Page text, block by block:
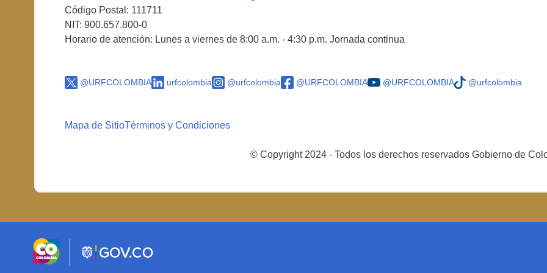
Código Postal: 111711
NIT: 900.657.800-0
Horario de atención: Lunes a viernes de 8:00 a.m. - 4:30 p.m. Jornada continua
@URFCOLOMBIA urfcolombia @urfcolombia @URFCOLOMBIA @URFCOLOMBIA @urfcolombia
Mapa de SitioTérminos y Condiciones
© Copyright 2024 - Todos los derechos reservados Gobierno de